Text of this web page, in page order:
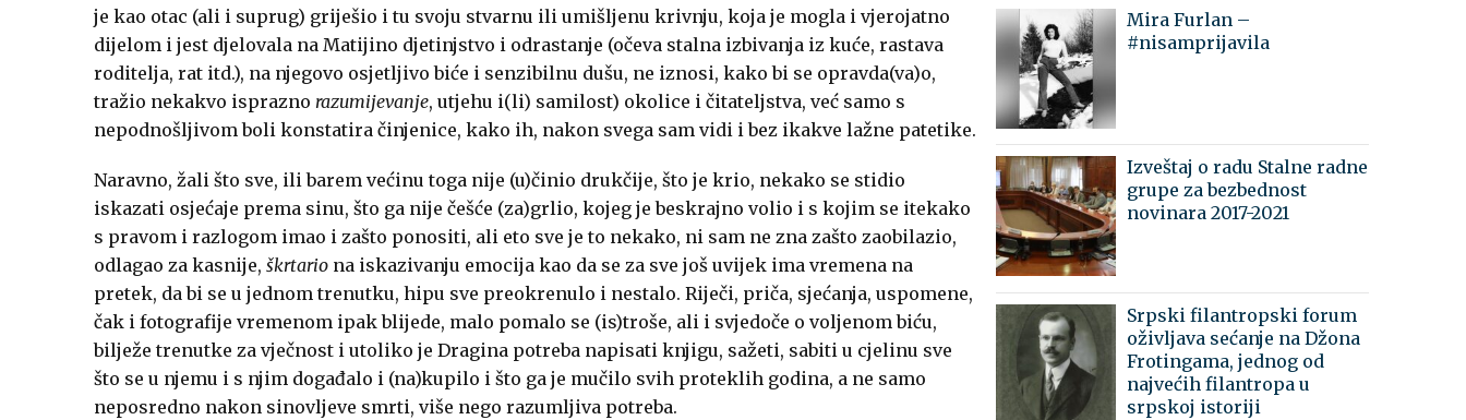
je kao otac (ali i suprug) griješio i tu svoju stvarnu ili umišljenu krivnju, koja je mogla i vjerojatno
dijelom i jest djelovala na Matijino djetinjstvo i odrastanje (očeva stalna izbivanja iz kuće, rastava
roditelja, rat itd.), na njegovo osjetljivo biće i senzibilnu dušu, ne iznosi, kako bi se opravda(va)o,
tražio nekakvo isprazno razumijevanje, utjehu i(li) samilost) okolice i čitateljstva, već samo s
nepodnošljivom boli konstatira činjenice, kako ih, nakon svega sam vidi i bez ikakve lažne patetike.
Naravno, žali što sve, ili barem većinu toga nije (u)činio drukčije, što je krio, nekako se stidio
iskazati osjećaje prema sinu, što ga nije češće (za)grlio, kojeg je beskrajno volio i s kojim se itekako
s pravom i razlogom imao i zašto ponositi, ali eto sve je to nekako, ni sam ne zna zašto zaobilazio,
odlagao za kasnije, škrtario na iskazivanju emocija kao da se za sve još uvijek ima vremena na
pretek, da bi se u jednom trenutku, hipu sve preokrenulo i nestalo. Riječi, priča, sjećanja, uspomene,
čak i fotografije vremenom ipak blijede, malo pomalo se (is)troše, ali i svjedoče o voljenom biću,
bilježe trenutke za vječnost i utoliko je Dragina potreba napisati knjigu, sažeti, sabiti u cjelinu sve
što se u njemu i s njim događalo i (na)kupilo i što ga je mučilo svih proteklih godina, a ne samo
neposredno nakon sinovljeve smrti, više nego razumljiva potreba.
Mira Furlan –
#nisamprijavila
Izveštaj o radu Stalne radne
grupe za bezbednost
novinara 2017-2021
Srpski filantropski forum
oživljava sećanje na Džona
Frotingama, jednog od
najvećih filantropa u
srpskoj istoriji